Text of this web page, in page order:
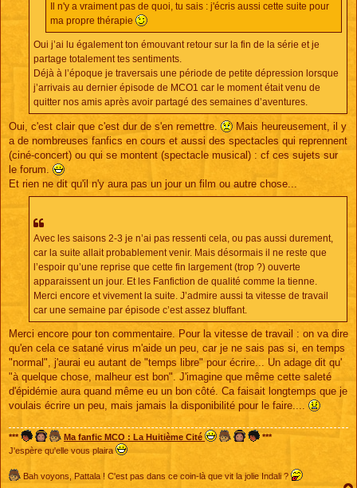
Il n'y a vraiment pas de quoi, tu sais : j'écris aussi cette suite pour
ma propre thérapie
Oui j’ai lu également ton émouvant retour sur la fin de la série et je
partage totalement tes sentiments.
Déjà à l’époque je traversais une période de petite dépression lorsque
j’arrivais au dernier épisode de MCO1 car le moment était venu de
quitter nos amis après avoir partagé des semaines d’aventures.
Oui, c'est clair que c'est dur de s'en remettre.
Mais heureusement, il y
a de nombreuses fanfics en cours et aussi des spectacles qui reprennent
(ciné-concert) ou qui se montent (spectacle musical) : cf ces sujets sur
le forum.
Et rien ne dit qu'il n'y aura pas un jour un film ou autre chose...
Avec les saisons 2-3 je n’ai pas ressenti cela, ou pas aussi durement,
car la suite allait probablement venir. Mais désormais il ne reste que
l’espoir qu’une reprise que cette fin largement (trop ?) ouverte
apparaissent un jour. Et les Fanfiction de qualité comme la tienne.
Merci encore et vivement la suite. J’admire aussi ta vitesse de travail
car une semaine par épisode c’est assez bluffant.
Merci encore pour ton commentaire. Pour la vitesse de travail : on va dire
qu'en cela ce satané virus m'aide un peu, car je ne sais pas si, en temps
"normal", j'aurai eu autant de "temps libre" pour écrire... Un adage dit qu'
"à quelque chose, malheur est bon". J'imagine que même cette saleté
d'épidémie aura quand même eu un bon côté. Ca faisait longtemps que je
voulais écrire un peu, mais jamais la disponibilité pour le faire....
*** Ma fanfic MCO : La Huitième Cité
***
J'espère qu'elle vous plaira
Bah voyons, Pattala ! C'est pas dans ce coin-là que vit la jolie Indali ?